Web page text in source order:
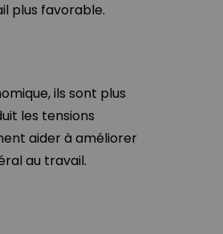
plus favorable.
ils sont plus
les tensions
aider à améliorer
au travail.